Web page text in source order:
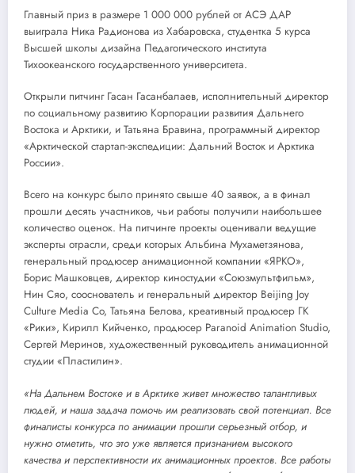
Главный приз в размере 1 000 000 рублей от АСЭ ДАР
выиграла Ника Радионова из Хабаровска, студентка 5 курса
Высшей школы дизайна Педагогического института
Тихоокеанского государственного университета.
Открыли питчинг Гасан Гасанбалаев, исполнительный директор
по социальному развитию Корпорации развития Дальнего
Востока и Арктики, и Татьяна Бравина, программный директор
«Арктической стартап-экспедиции: Дальний Восток и Арктика
России».
Всего на конкурс было принято свыше 40 заявок, а в финал
прошли десять участников, чьи работы получили наибольшее
количество оценок. На питчинге проекты оценивали ведущие
эксперты отрасли, среди которых Альбина Мухаметзянова,
генеральный продюсер анимационной компании «ЯРКО»,
Борис Машковцев, директор киностудии «Союзмультфильм»,
Нин Сяо, сооснователь и генеральный директор Beijing Joy
Culture Media Co, Татьяна Белова, креативный продюсер ГК
«Рики», Кирилл Кийченко, продюсер Paranoid Animation Studio,
Сергей Меринов, художественный руководитель анимационной
студии «Пластилин».
«На Дальнем Востоке и в Арктике живет множество талантливых
людей, и наша задача помочь им реализовать свой потенциал. Все
финалисты конкурса по анимации прошли серьезный отбор, и
нужно отметить, что это уже является признанием высокого
качества и перспективности их анимационных проектов. Все работы